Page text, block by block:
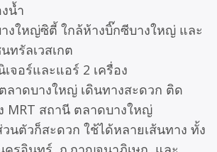
น้ำ
งใหญ่ซิตี้ ใกล้ห้างบิ๊กซีบางใหญ่ และ
ทรัลเวสเกต
จอร์และแอร์ 2 เครื่อง
ลาดบางใหญ่ เดินทางสะดวก ติด
MRT สถานี ตลาดบางใหญ่
วนตัวก็สะดวก ใช้ได้หลายเส้นทาง ทั้ง